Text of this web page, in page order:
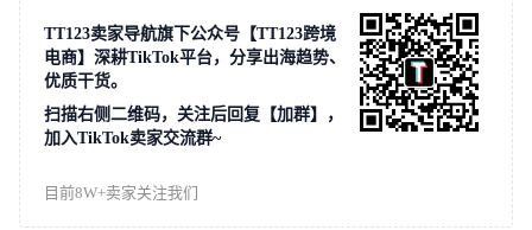
TT123卖家导航旗下公众号【TT123跨境
电商】深耕TikTok平台，分享出海趋势、
优质干货。
扫描右侧二维码，关注后回复【加群】，
加入TikTok卖家交流群~
目前8W+卖家关注我们